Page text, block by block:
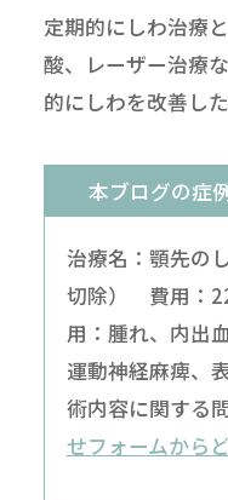
定期的にしわ治療
酸、レーザー治療
的にしわを改善し
本ブログの症
治療名：顎先の
切除） 費用：
用：腫れ、内出
運動神経麻痺、
術内容に関する
せフォームから